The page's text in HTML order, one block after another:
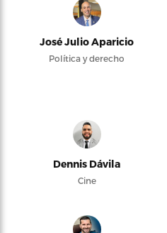
José Julio Aparicio
Política y derecho
Dennis Dávila
Cine